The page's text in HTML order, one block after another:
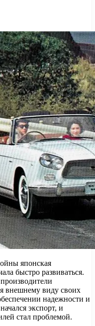
японская
быстро развиваться.
внешнему виду своих
надежности и
экспорт, и
стал проблемой.